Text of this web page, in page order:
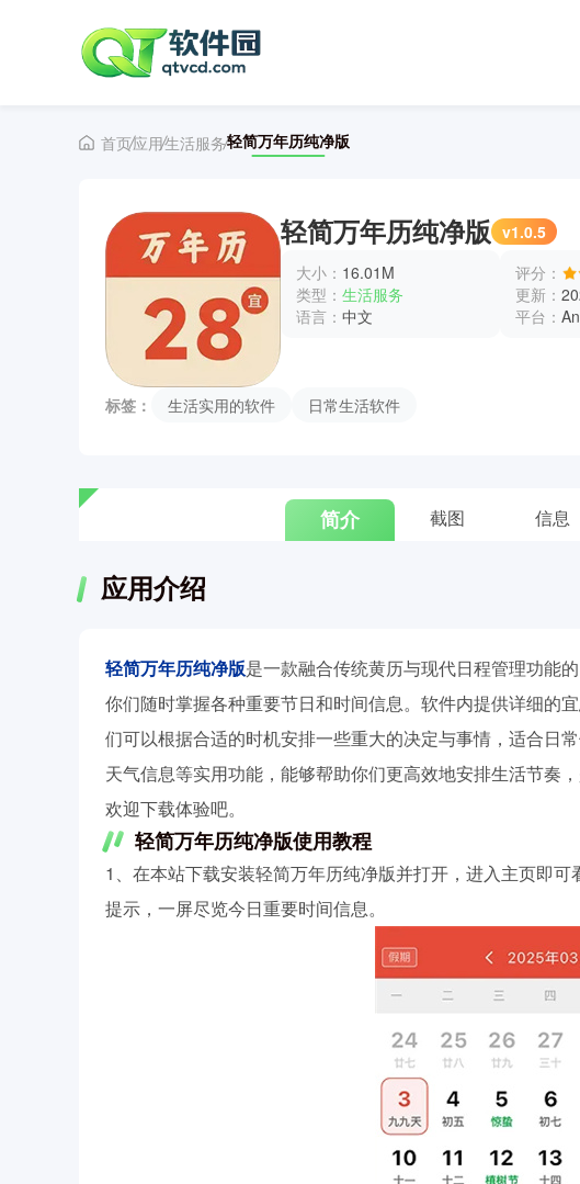
首页应用生活服务轻简万年历纯净版
轻简万年历纯净版 v1.0.5
大小： 16.01M
类型： 生活服务
语言： 中文
评分：
更新：
平台：
标签： 生活实用的软件 日常生活软件
简介 截图 信息
应用介绍
轻简万年历纯净版是一款融合传统黄历与现代日程管理功能
你们随时掌握各种重要节日和时间信息。软件内提供详细的
们可以根据合适的时机安排一些重大的决定与事情，适合日
天气信息等实用功能，能够帮助你们更高效地安排生活节奏
欢迎下载体验吧。
轻简万年历纯净版使用教程
1、在本站下载安装轻简万年历纯净版并打开，进入主页即
提示，一屏尽览今日重要时间信息。